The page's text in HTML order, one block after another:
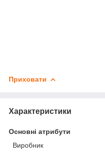
Приховати
Характеристики
Основні атрибути
Виробник